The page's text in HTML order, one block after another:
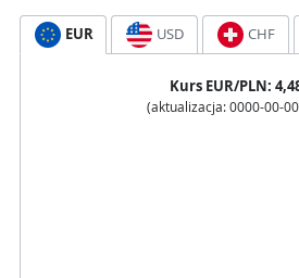
EUR USD CHF
Kurs EUR/PLN:
(aktualizacja: 0000-00-